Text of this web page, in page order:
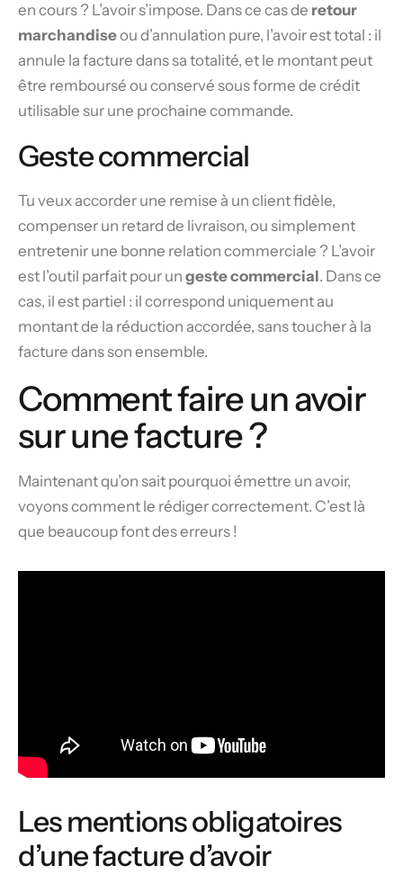
en cours ? L’avoir s’impose. Dans ce cas de retour
marchandiseou d’annulation pure, l’avoir est total : il
annule la facture dans sa totalité, et le montant peut
être remboursé ou conservé sous forme de crédit
utilisable sur une prochaine commande.
Geste commercial
Tu veux accorder une remise à un client fidèle,
compenser un retard de livraison, ou simplement
entretenir une bonne relation commerciale ? L’avoir
est l’outil parfait pour un geste commercial. Dans ce
cas, il est partiel : il correspond uniquement au
montant de la réduction accordée, sans toucher à la
facture dans son ensemble.
Comment faire un avoir
sur une facture ?
Maintenant qu’on sait pourquoi émettre un avoir,
voyons comment le rédiger correctement. C’est là
que beaucoup font des erreurs !
Les mentions obligatoires
d’une facture d’avoir